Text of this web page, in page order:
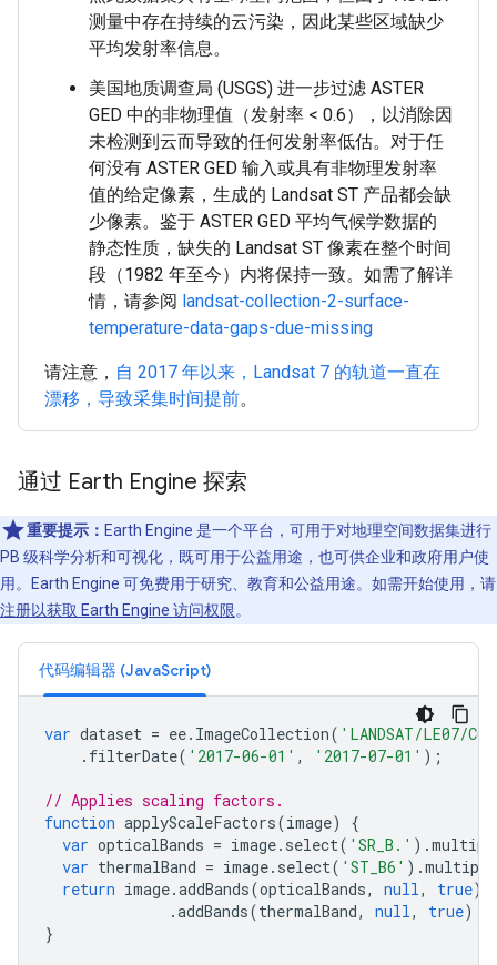
测量中存在持续的云污染，因此某些区域缺少
平均发射率信息。
美国地质调查局 (USGS) 进一步过滤 ASTER
GED 中的非物理值（发射率 < 0.6），以消除因
未检测到云而导致的任何发射率低估。对于任
何没有 ASTER GED 输入或具有非物理发射率
值的给定像素，生成的 Landsat ST 产品都会缺
少像素。鉴于 ASTER GED 平均气候学数据的
静态性质，缺失的 Landsat ST 像素在整个时间
段（1982 年至今）内将保持一致。如需了解详
情，请参阅 landsat-collection-2-surface-
temperature-data-gaps-due-missing
请注意， 自 2017 年以来，Landsat 7 的轨道一直在
漂移，导致采集时间提前。
通过 Earth Engine 探索
重要提示： Earth Engine 是一个平台，可用于对地理空间数据集进行
PB 级科学分析和可视化，既可用于公益用途，也可供企业和政府用户使
用。Earth Engine 可免费用于研究、教育和公益用途。如需开始使用，请
注册以获取 Earth Engine 访问权限。
代码编辑器 (JavaScript)
var dataset = ee. ImageCollection( 'LANDSAT/LE07/
. filterDate( '2017-06-01' , '2017-07-01' );
// Applies scaling factors.
function applyScaleFactors(image)
{
var opticalBands = image. select( 'SR_B.' ).
var thermalBand = image. select( 'ST_B6' ).multiply
return image.addBands(opticalBands, null, true)
.addBands(thermalBand, null, true);
}